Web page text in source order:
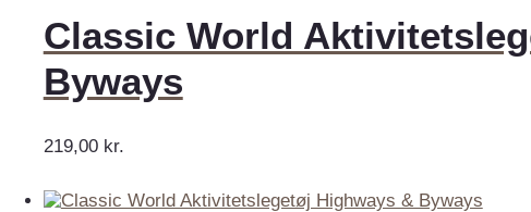
Classic World
Byways
219,00 kr.